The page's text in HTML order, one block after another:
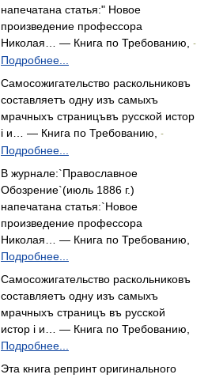
напечатана статья:" Новое
произведение профессора
Николая… — Книга по Требованию,
-
Подробнее...
Самосожигательство раскольниковъ
составляетъ одну изъ самыхъ
мрачныхъ страницъвъ русской истор
i и… — Книга по Требованию,
-
Подробнее...
В журнале:`Православное
Обозрение`(июль 1886 г.)
напечатана статья:`Новое
произведение профессора
Николая… — Книга по Требованию,
Подробнее...
Самосожигательство раскольниковъ
составляетъ одну изъ самыхъ
мрачныхъ страницъ въ русской
истор i и… — Книга по Требованию,
Подробнее...
Эта книга репринт оригинального